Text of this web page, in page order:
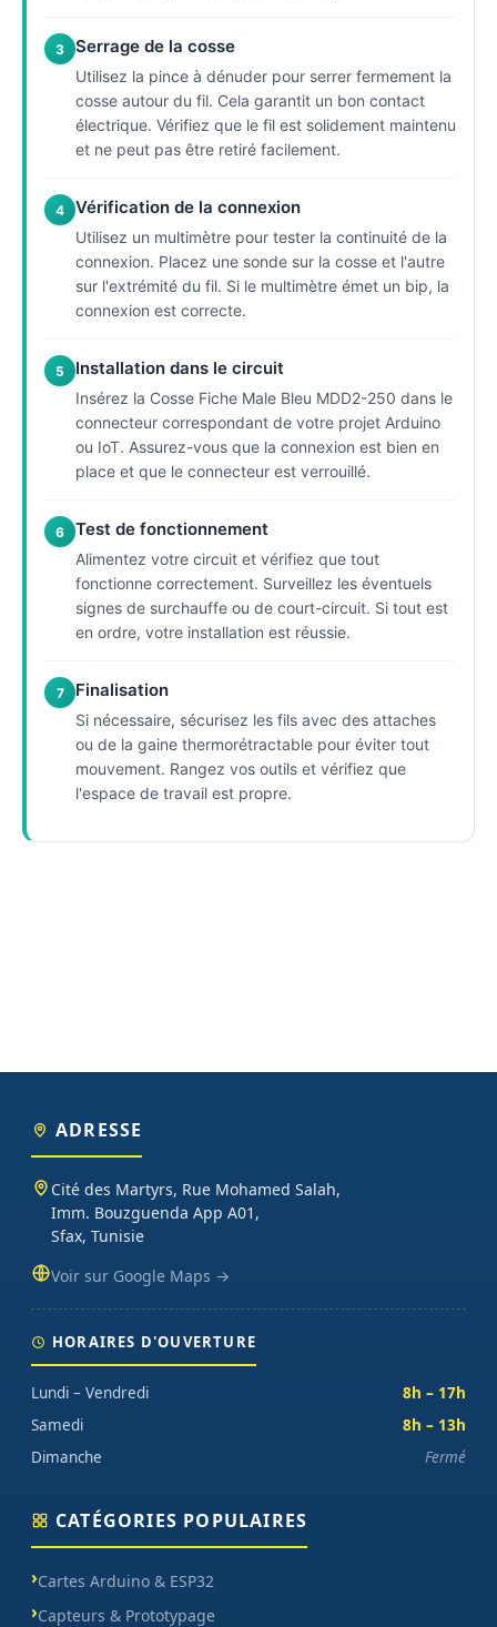
3 Serrage de la cosse
Utilisez la pince à dénuder pour serrer fermement la
cosse autour du fil. Cela garantit un bon contact
électrique. Vérifiez que le fil est solidement maintenu
et ne peut pas être retiré facilement.
4 Vérification de la connexion
Utilisez un multimètre pour tester la continuité de la
connexion. Placez une sonde sur la cosse et l'autre
sur l'extrémité du fil. Si le multimètre émet un bip, la
connexion est correcte.
5 Installation dans le circuit
Insérez la Cosse Fiche Male Bleu MDD2-250 dans le
connecteur correspondant de votre projet Arduino
ou IoT. Assurez-vous que la connexion est bien en
place et que le connecteur est verrouillé.
6 Test de fonctionnement
Alimentez votre circuit et vérifiez que tout
fonctionne correctement. Surveillez les éventuels
signes de surchauffe ou de court-circuit. Si tout est
en ordre, votre installation est réussie.
7 Finalisation
Si nécessaire, sécurisez les fils avec des attaches
ou de la gaine thermorétractable pour éviter tout
mouvement. Rangez vos outils et vérifiez que
l'espace de travail est propre.
ADRESSE
Cité des Martyrs, Rue Mohamed Salah,
Imm. Bouzguenda App A01,
Sfax, Tunisie
Voir sur Google Maps →
HORAIRES D'OUVERTURE
Lundi – Vendredi
8h – 17h
Samedi
8h – 13h
Dimanche
Fermé
CATÉGORIES POPULAIRES
Cartes Arduino & ESP32
Capteurs & Prototypage